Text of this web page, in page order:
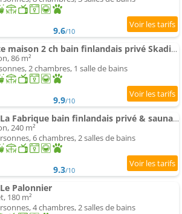
9.6/10
Petite maison 2 ch bain finlandais privé Skadi & sauna
86 m²
2 chambres, 1 salle de bains
9.9/10
Gite La Fabrique bain finlandais privé & sauna et 7 chambres
240 m²
6 chambres, 2 salles de bains
9.3/10
Palonnier
180 m²
4 chambres, 2 salles de bains